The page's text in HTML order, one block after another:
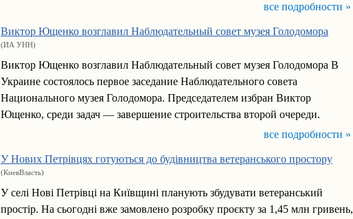
все подробности »
Виктор Ющенко возглавил Наблюдательный совет музея Голодомора
(ИА УНН)
Виктор Ющенко возглавил Наблюдательный совет музея Голодомора В
Украине состоялось первое заседание Наблюдательного совета
Национального музея Голодомора. Председателем избран Виктор
Ющенко, среди задач — завершение строительства второй очереди.
все подробности »
У Нових Петрівцях готуються до будівництва ветеранського простору
(КиевВласть)
У селі Нові Петрівці на Київщині планують збудувати ветеранський
простір. На сьогодні вже замовлено розробку проєкту за 1,45 млн гривень,